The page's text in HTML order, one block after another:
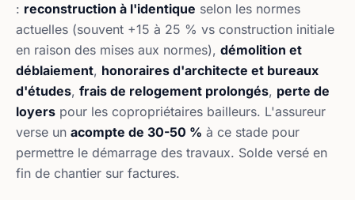
: reconstruction à l'identique selon les normes
actuelles (souvent +15 à 25 % vs construction initiale
en raison des mises aux normes), démolition et
déblaiement, honoraires d'architecte et bureaux
d'études, frais de relogement prolongés, perte de
loyers pour les copropriétaires bailleurs. L'assureur
verse un acompte de 30-50 % à ce stade pour
permettre le démarrage des travaux. Solde versé en
fin de chantier sur factures.